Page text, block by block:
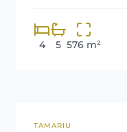
4 5 576 m²
REF: 2614
TAMARIU